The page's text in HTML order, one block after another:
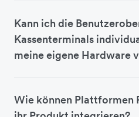
Kann ich die
Kassenterminals
meine eigene Hardware
Wie können Plattformen